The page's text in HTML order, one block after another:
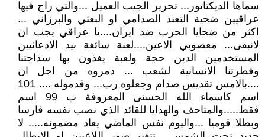
سماها الديكتاتور... تحرير الجيب العميل ...والتي راح فيها
عراقيين ضحية التعند الصدامي او البعثي والبرزاني ...
اكثر من ضحايا الحرب ضد ايران....يا عراقي يجب ان
لانبقى... معصوبي الاعين....لعبة سائغة بيد الادعائيين
المستخدمين الدين حجة ولعبة يغذون بها سذاجتنا
وفطرتنا الانسانية لشعب ... دمروه من اجل ان
....بالامس تقديس صدام وجعلوه رب... وقدموله .... 101
اسم كاسماء الله الحسنى المعروفة ب 99 اسم
فقط.....والمتاحف والهدايا للقائد الذي نصب نفسه فارسا
وبطلا قوميا ...واليوم نفس الماضي يعاد مضمونه..... لا